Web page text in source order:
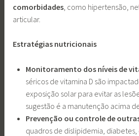
comorbidades , como hipertensão,
articular.
Estratégias nutricionais
Monitoramento dos níveis de
séricos de vitamina D são
exposição solar para evitar as
sugestão é a manutenção acima
Prevenção ou controle de
quadros de dislipidemia, diabetes,